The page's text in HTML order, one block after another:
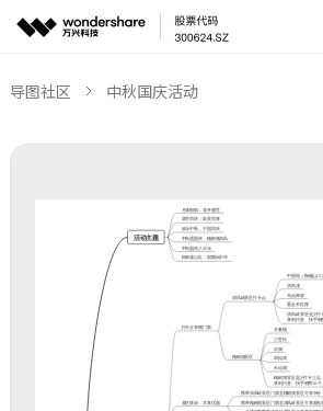
导图社区 中秋国庆活动